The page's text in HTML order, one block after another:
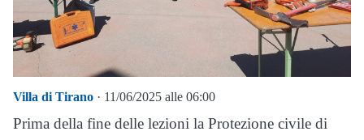
Villa di Tirano · 11/06/2025 alle 06:00
Prima della fine delle lezioni la Protezione civile di